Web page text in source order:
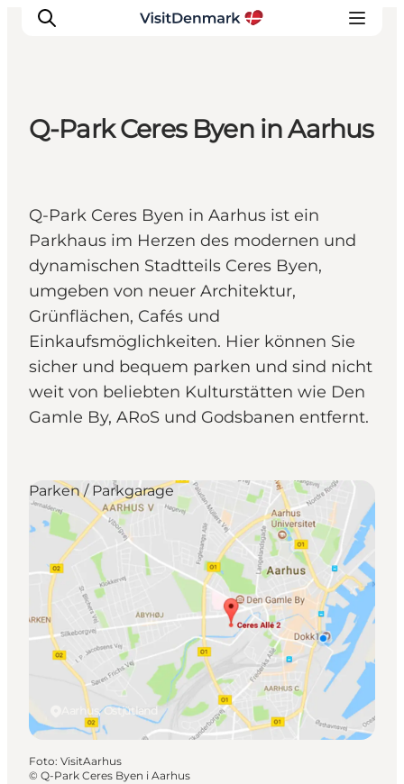
Erlebnisse
Unterkünfte
Reiseplanung
Q-Park Ceres Byen in Aarhus
Q-Park Ceres Byen in Aarhus ist ein
Parkhaus im Herzen des modernen und
dynamischen Stadtteils Ceres Byen,
umgeben von neuer Architektur,
Grünflächen, Cafés und
Einkaufsmöglichkeiten. Hier können Sie
sicher und bequem parken und sind nicht
weit von beliebten Kulturstätten wie Den
Gamle By, ARoS und Godsbanen entfernt.
Aarhus, Ostjütland
Parken / Parkgarage
Foto: VisitAarhus
© Q-Park Ceres Byen i Aarhus